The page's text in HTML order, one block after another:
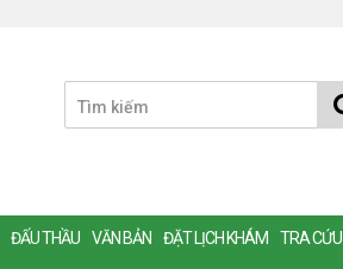
ĐẤU THẦU VĂN BẢN ĐẶT LỊCH KHÁM TRA CỨU